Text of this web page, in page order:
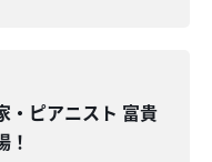
・ピアニスト 富貴
！